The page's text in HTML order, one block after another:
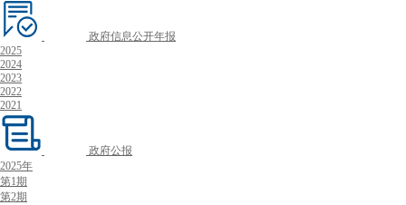
政府信息公开年报
2025
2024
2023
2022
2021
政府公报
2025年
第1期
第2期